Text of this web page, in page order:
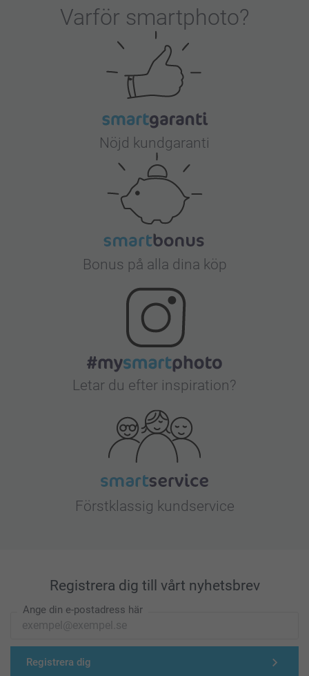
Varför smartphoto?
Nöjd kundgaranti
Bonus på alla dina köp
Letar du efter inspiration?
Förstklassig kundservice
Registrera dig till vårt nyhetsbrev
Ange din e-postadress här
Registrera dig